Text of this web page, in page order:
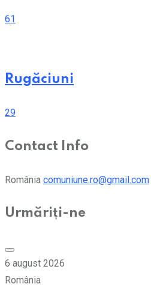
61
Rugăciuni
29
Contact Info
România comuniune.ro@gmail.com
Urmăriți-ne
6 august 2026
România